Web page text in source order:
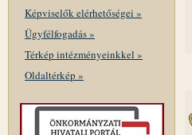
Képviselők elérhetőségei »
Ügyfélfogadás »
Térkép intézményeinkkel »
Oldaltérkép »